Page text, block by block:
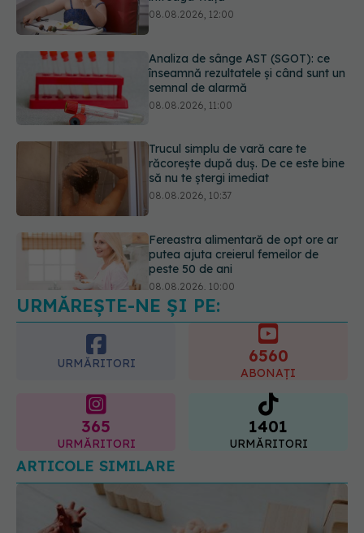
Analiza de sânge AST (SGOT): ce
înseamnă rezultatele și când sunt un
08.08.2026, 11:00
Trucul simplu de vară care te
răcorește după duș. De ce este bine
08.08.2026, 10:37
Fereastra alimentară de opt ore ar
putea ajuta creierul femeilor de
08.08.2026, 10:00
5 mituri despre menstruație pe care
să nu le mai crezi
08.08.2026, 13:00
URMĂREȘTE-NE ȘI PE:
URMĂRITORI 6560
ABONAȚI
365
URMĂRITORI
1401
URMĂRITORI
ARTICOLE SIMILARE